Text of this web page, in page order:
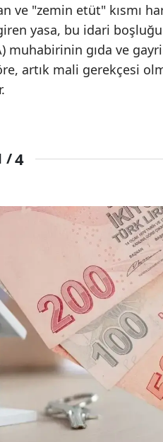
ve "zemin etüt" kısmı
yasa, bu idari
muhabirinin gıda ve
artık mali gerekçesi
/4